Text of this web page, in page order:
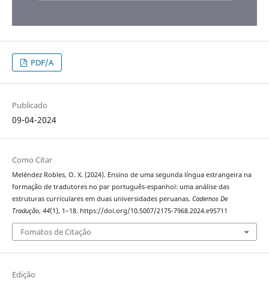
PDF/A
Publicado
09-04-2024
Como Citar
Meléndez Robles, O. X. (2024). Ensino de uma segunda língua estrangeira na
formação de tradutores no par português-espanhol: uma análise das
estruturas curriculares em duas universidades peruanas. Cadernos De
Tradução, 44(1), 1–18. https://doi.org/10.5007/2175-7968.2024.e95711
Fomatos de Citação
Edição